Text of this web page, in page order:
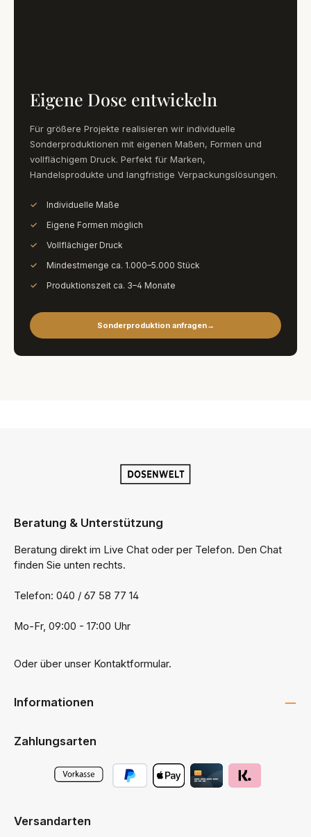
Eigene Dose entwickeln
Für größere Projekte realisieren wir individuelle
Sonderproduktionen mit eigenen Maßen, Formen und
vollflächigem Druck. Perfekt für Marken,
Handelsprodukte und langfristige Verpackungslösungen.
Individuelle Maße
Eigene Formen möglich
Vollflächiger Druck
Mindestmenge ca. 1.000–5.000 Stück
Produktionszeit ca. 3–4 Monate
Sonderproduktion anfragen→
Beratung & Unterstützung
Beratung direkt im Live Chat oder per Telefon. Den Chat
finden Sie unten rechts.
Telefon: 040 / 67 58 77 14
Mo-Fr, 09:00 - 17:00 Uhr
Oder über unser Kontaktformular.
Informationen
Zahlungsarten
Versandarten